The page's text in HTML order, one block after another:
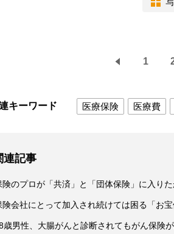
1
キーワード 医療保険 医療費
連記事
険のプロが「共済」と「団体保険」に入り
険会社にとって加入され続けては困る「お宝
歳男性、大腸がんと診断されてもがん保険